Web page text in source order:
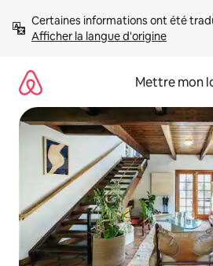
directement
Afficher la langue d'origine
Mettre mon